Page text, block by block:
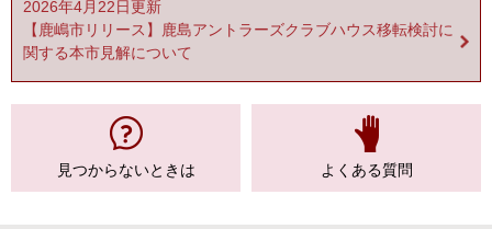
2026年4月22日更新
【鹿嶋市リリース】鹿島アントラーズクラブハウス移転検討に
関する本市見解について
見つからないときは よくある質問